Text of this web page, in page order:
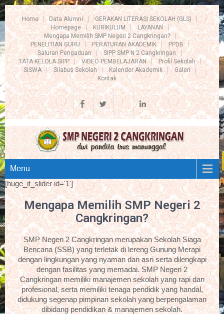
Home Data Alumni
GERAKAN LITERASI SEKOLAH (GLS)
Homepage
KURIKULUM
LAYANAN
Mengapa Memilih SMP Negeri 2 Cangkringan?
PENELITIAN GURU
PERATURAN AKADEMIK
PPDB
Saluran Pengaduan
SIPP SMP N 2 Cangkringan
TATA KELOLA SIPP
VIDEO PEMBELAJARAN
Profil Sekolah
SISWA
Silabus Sekolah Kalender Akademik
Galeri
Kontak
Menu
[huge_it_slider id='1']
Mengapa Memilih SMP Negeri 2
Cangkringan?
SMP Negeri 2 Cangkringan merupakan Sekolah Siaga
Bencana (SSB) yang terletak di lereng Gunung Merapi
dengan lingkungan yang nyaman dan asri serta dilengkapi
dengan fasilitas yang memadai. SMP Negeri 2
Cangkringan memiliki manajemen sekolah yang rapi dan
profesional, serta memiliki tenaga pendidik yang handal,
didukung segenap pimpinan sekolah yang berpengalaman
dibidang pendidikan & manajemen sekolah.